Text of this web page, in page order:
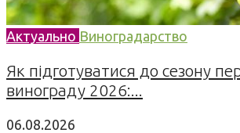
Актуально Виноградарство
Як підготуватися до сезону
винограду 2026:...
06.08.2026